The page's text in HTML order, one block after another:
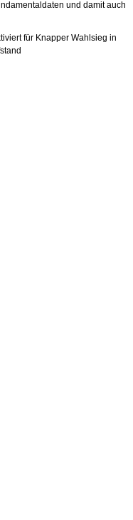
und damit auch
für Knapper Wahlsieg in